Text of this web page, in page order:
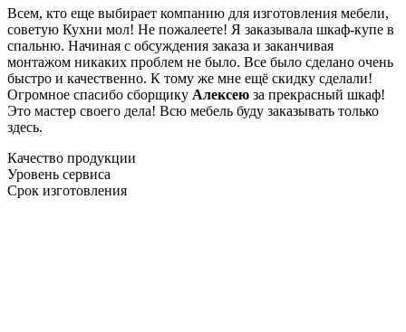
Всем, кто еще выбирает компанию для изготовления мебели,
советую Кухни мол! Не пожалеете! Я заказывала шкаф-купе в
спальню. Начиная с обсуждения заказа и заканчивая
монтажом никаких проблем не было. Все было сделано очень
быстро и качественно. К тому же мне ещё скидку сделали!
Огромное спасибо сборщику Алексею за прекрасный шкаф!
Это мастер своего дела! Всю мебель буду заказывать только
здесь.
Качество продукции
Уровень сервиса
Срок изготовления